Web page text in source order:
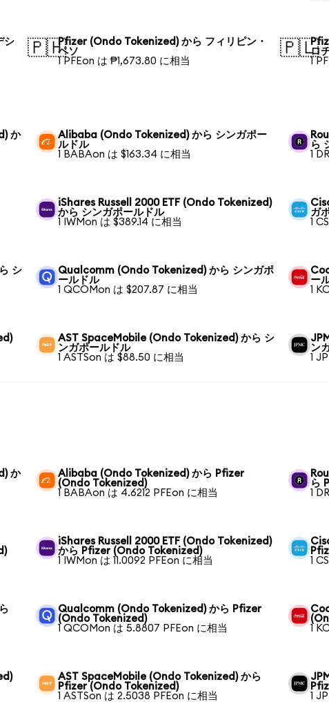
シ
🇵🇭Pfizer (Ondo Tokenized) から フィリピン・
ペソ
1 PFEon は ₱1,673.80 に相当
🇵🇱
ロ
1
か
Alibaba (Ondo Tokenized) から シンガポー
ルドル
1 BABAon は $163.34 に相当
ら
1
iShares Russell 2000 ETF (Ondo Tokenized)
から シンガポールドル
1 IWMon は $389.14 に相当
ガ
1
シ
Qualcomm (Ondo Tokenized) から シンガポ
ールドル
1 QCOMon は $207.87 に相当
ー
1
AST SpaceMobile (Ondo Tokenized) から シ
ンガポールドル
1 ASTSon は $88.50 に相当
ン
1
か
Alibaba (Ondo Tokenized) から Pfizer
(Ondo Tokenized)
1 BABAon は 4.6212 PFEon に相当
ら
1
iShares Russell 2000 ETF (Ondo Tokenized)
から Pfizer (Ondo Tokenized)
1 IWMon は 11.0092 PFEon に相当
1
Qualcomm (Ondo Tokenized) から Pfizer
(Ondo Tokenized)
1 QCOMon は 5.8807 PFEon に相当
1
AST SpaceMobile (Ondo Tokenized) から
Pfizer (Ondo Tokenized)
1 ASTSon は 2.5038 PFEon に相当
1